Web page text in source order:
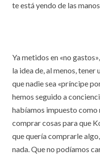
te está yendo de las
Ya metidos en «no
la idea de, al menos,
que nadie sea «príncipe
hemos seguido a
habíamos impuesto como
comprar cosas para que
que quería comprarle
nada. Que no podíamos